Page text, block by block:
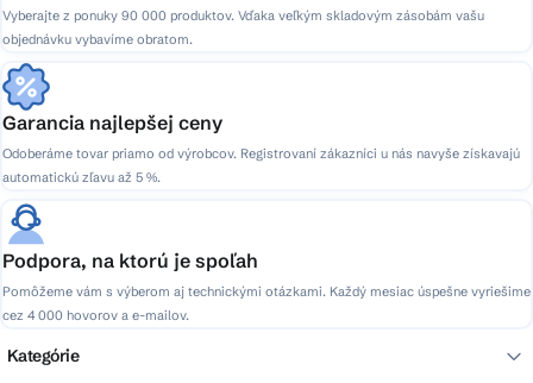
Vyberajte z ponuky 90 000 produktov. Vďaka veľkým skladovým zásobám vašu
objednávku vybavíme obratom.
Garancia najlepšej ceny
Odoberáme tovar priamo od výrobcov. Registrovaní zákazníci u nás navyše získavajú
automatickú zľavu až 5 %.
Podpora, na ktorú je spoľah
Pomôžeme vám s výberom aj technickými otázkami. Každý mesiac úspešne vyriešime
cez 4 000 hovorov a e-mailov.
Kategórie